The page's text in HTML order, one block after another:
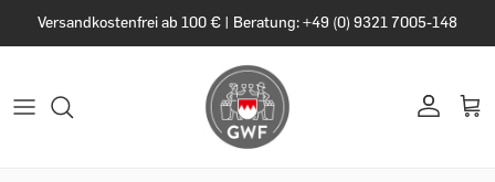
Versandkostenfrei ab 100 € | Beratung: +49 (0) 9321 7005-148